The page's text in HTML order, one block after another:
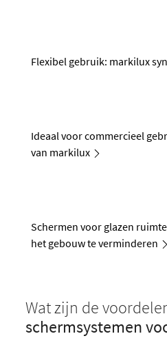
Flexibel gebruik: markilux
Ideaal voor commercieel
van markilux
Schermen voor glazen
het gebouw te verminderen
Wat zijn de
schermsystemen